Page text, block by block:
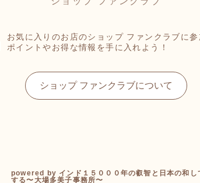
お気に入りのお店のショップ ファンクラブに参
ポイントやお得な情報を手に入れよう！
ショップ ファンクラブについて
powered by インド１５０００年の叡智と日本の和し
する〜大場多美子事務所〜